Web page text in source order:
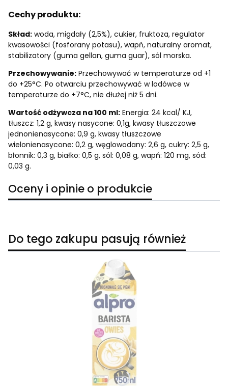
Cechy produktu:
Skład: woda, migdały (2,5%), cukier, fruktoza, regulator
kwasowości (fosforany potasu), wapń, naturalny aromat,
stabilizatory (guma gellan, guma guar), sól morska.
Przechowywanie: Przechowywać w temperaturze od +1
do +25°C. Po otwarciu przechowywać w lodówce w
temperaturze do +7°C, nie dłużej niż 5 dni.
Wartość odżywcza na 100 ml: Energia: 24 kcal/ KJ,
tłuszcz: 1,2 g, kwasy nasycone: 0,1g, kwasy tłuszczowe
jednonienasycone: 0,9 g, kwasy tłuszczowe
wielonienasycone: 0,2 g, węglowodany: 2,6 g, cukry: 2,5 g,
błonnik: 0,3 g, białko: 0,5 g, sól: 0,08 g, wapń: 120 mg, sód:
0,03 g.
Oceny i opinie o produkcie
Do tego zakupu pasują również